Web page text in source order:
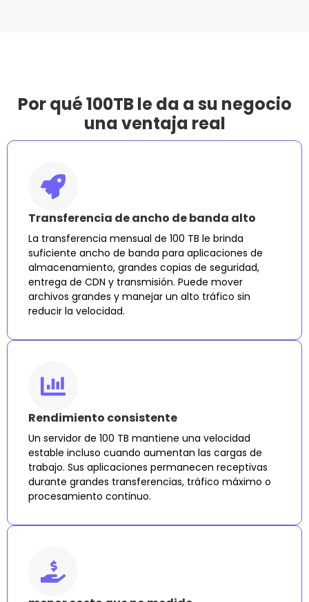
Por qué 100TB le da a su negocio
una ventaja real
Transferencia de ancho de banda alto
La transferencia mensual de 100 TB le brinda
suficiente ancho de banda para aplicaciones de
almacenamiento, grandes copias de seguridad,
entrega de CDN y transmisión. Puede mover
archivos grandes y manejar un alto tráfico sin
reducir la velocidad.
Rendimiento consistente
Un servidor de 100 TB mantiene una velocidad
estable incluso cuando aumentan las cargas de
trabajo. Sus aplicaciones permanecen receptivas
durante grandes transferencias, tráfico máximo o
procesamiento continuo.